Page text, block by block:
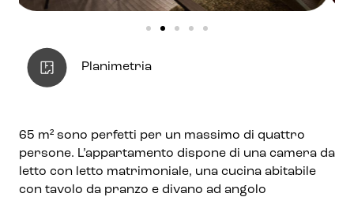
Planimetria
65 m² sono perfetti per un massimo di quattro
persone. L’appartamento dispone di una camera da
letto con letto matrimoniale, una cucina abitabile
con tavolo da pranzo e divano ad angolo